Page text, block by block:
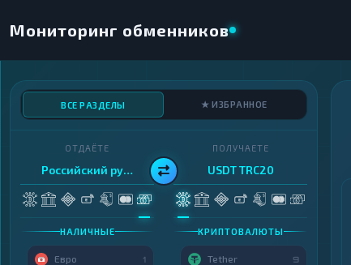
Мониторинг обменников
ВСЕ РАЗДЕЛЫ ★ ИЗБРАННОЕ
ОТДАЁТЕ
Российский рубль
НАЛИЧНЫЕ
Евро 1
ПОЛУЧАЕТЕ
USDT TRC20
КРИПТОВАЛЮТЫ
Tether 9